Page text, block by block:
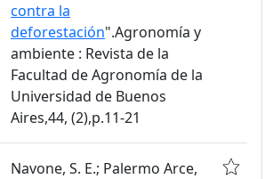
contra la
deforestación".Agronomía y
ambiente : Revista de la
Facultad de Agronomía de la
Universidad de Buenos
Aires,44, (2),p.11-21
Navone, S. E.; Palermo Arce,